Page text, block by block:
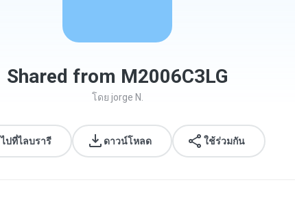
Shared from M2006C3LG
โดย jorge N.
ไปที่ไลบรารี ดาวน์โหลด ใช้ร่วมกัน